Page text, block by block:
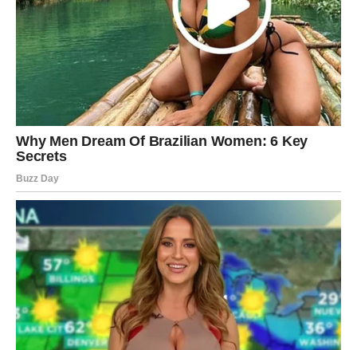
potrebu da donesete ispravnu odluku.
Možda ćete morati da procenite neku situaciju i odlučite
šta je za vas najbolje.
Ova karta podseća Jarčeve da veruju svojoj mudrosti i
iskustvu.
Vodolija – Karta Nada
Vodolijama ova karta donosi poruku optimizma. Ciganska
karta Nada govori o veri u bolju budućnost i o situacijama
koje polako počinju da se menjaju na bolje.